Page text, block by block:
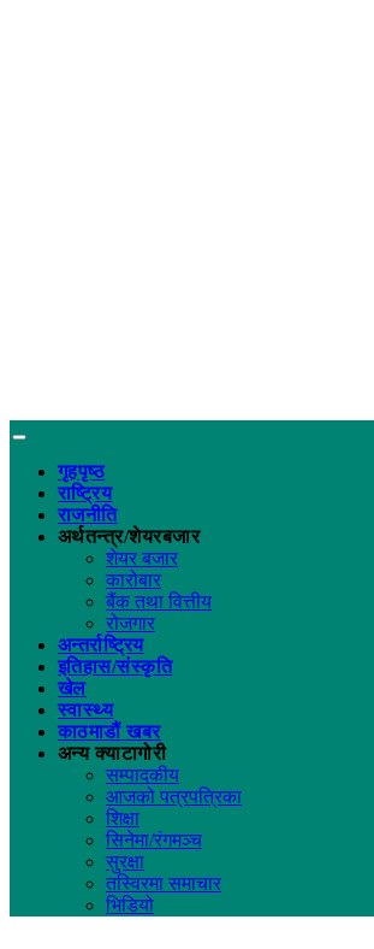
गृहपृष्ठ
राष्ट्रिय
राजनीति
अर्थतन्त्र/शेयरबजार
शेयर बजार
कारोबार
बैंक तथा वित्तीय
रोजगार
अन्तर्राष्ट्रिय
इतिहास/संस्कृति
खेल
स्वास्थ्य
काठमाडौं खबर
अन्य क्याटागोरी
सम्पादकीय
आजको पत्रपत्रिका
शिक्षा
सिनेमा/रंगमञ्च
सुरक्षा
तस्विरमा समाचार
भिडियो